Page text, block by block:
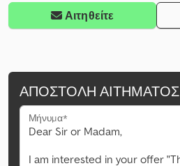
Αιτηθείτε
ΑΠΟΣΤΟΛΉ ΑΙΤΉΜΑΤΟΣ
Μήνυμα*